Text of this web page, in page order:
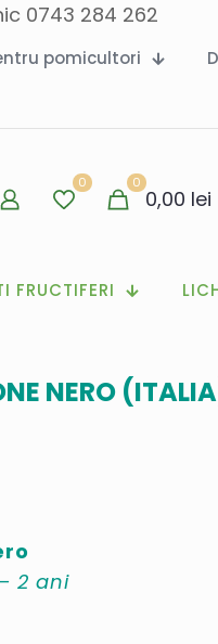
0743 284 262
pomicultori
0 0
0,00 lei
FRUCTIFERI
NERO
2 ani